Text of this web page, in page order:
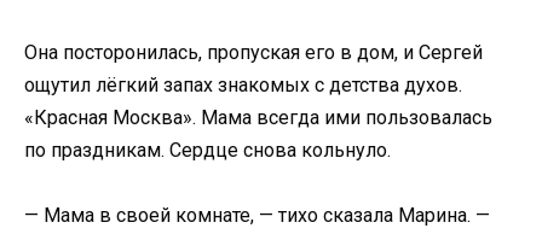
Она посторонилась, пропуская его в дом, и Сергей
ощутил лёгкий запах знакомых с детства духов.
«Красная Москва». Мама всегда ими пользовалась
по праздникам. Сердце снова кольнуло.
— Мама в своей комнате, — тихо сказала Марина. —